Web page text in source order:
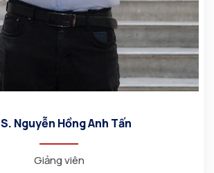
Nguyễn Hồng Anh Tấn
Giảng viên